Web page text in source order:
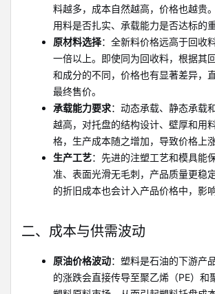
料越多，成本自然越高，价格也越贵
用料是否扎实、承载能力是否达标的
原材料选择：全新料价格远高于回收
一倍以上。即使同为回收料，根据其
和成分的不同，价格也有显著差异，
最终售价。
承载能力要求：动态承载、静态承载
越高，对托盘的结构设计、壁厚和用
格，生产成本随之增加，导致价格上涨
生产工艺：先进的注塑工艺和模具能
准、表面光滑无毛刺，产品质量更稳
的折旧成本也会计入产品价格中，影
二、成本与供需波动
原油价格波动：塑料是石油的下游产
的涨跌会直接传导至聚乙烯（PE）和